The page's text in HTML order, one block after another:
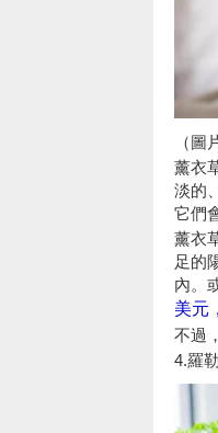
（圖
薰衣
淡的
它們
薰衣
足的
內。
美元
不過
4.羅勒